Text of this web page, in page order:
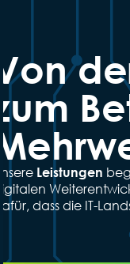
Von
zum
Unsere Leistungen
digitalen
dafür, dass die IT-